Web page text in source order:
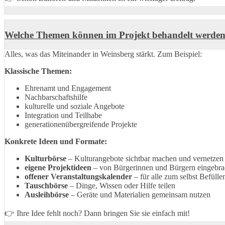
Welche Themen können im Projekt behandelt
Alles, was das Miteinander in Weinsberg stärkt. Zum Beispiel:
Klassische Themen:
Ehrenamt und Engagement
Nachbarschaftshilfe
kulturelle und soziale Angebote
Integration und Teilhabe
generationenübergreifende Projekte
Konkrete Ideen und Formate:
Kulturbörse – Kulturangebote sichtbar machen und vernetzen
eigene Projektideen – von Bürgerinnen und Bürgern
offener Veranstaltungskalender – für alle zum selbst
Tauschbörse – Dinge, Wissen oder Hilfe teilen
Ausleihbörse – Geräte und Materialien gemeinsam nutzen
👉 Ihre Idee fehlt noch? Dann bringen Sie sie einfach mit!